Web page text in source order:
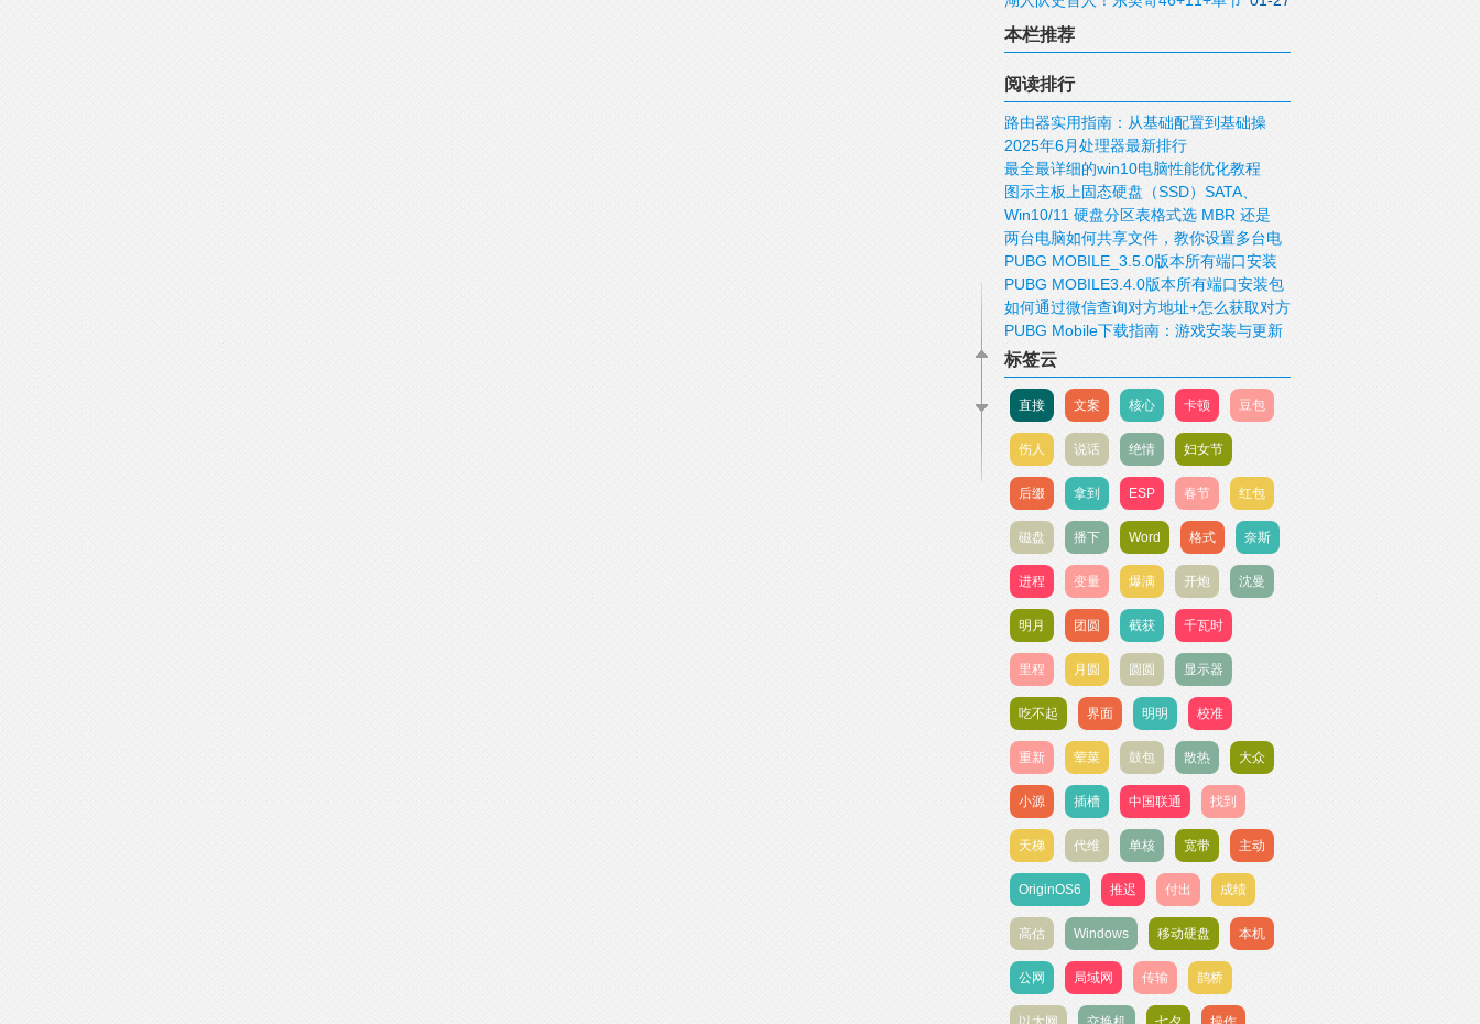
20分拒逆转
本栏推荐
阅读排行
路由器实用指南：从基础配置到基础操
作！
2025年6月处理器最新排行
最全最详细的win10电脑性能优化教程
图示主板上固态硬盘（SSD）SATA、
mSATA、M.2、PCIE接口
Win10/11 硬盘分区表格式选 MBR 还是
GUID/GPT 好？
两台电脑如何共享文件，教你设置多台电
脑共享文件
PUBG MOBILE_3.5.0版本所有端口安装
包下载
PUBG MOBILE3.4.0版本所有端口安装包
下载
如何通过微信查询对方地址+怎么获取对方
IP，查询对方的位置
PUBG Mobile下载指南：游戏安装与更新
标签云
直接 文案 核心 卡顿 豆包
伤人 说话 绝情 妇女节
后缀 拿到 ESP 春节 红包
磁盘 播下 Word 格式 奈斯
进程 变量 爆满 开炮 沈曼
明月 团圆 截获 千瓦时
里程 月圆 圆圆 显示器
吃不起 界面 明明 校准
重新 荤菜 鼓包 散热 大众
小源 插槽 中国联通 找到
天梯 代维 单核 宽带 主动
OriginOS6 推迟 付出 成绩
高估 Windows 移动硬盘 本机
公网 局域网 传输 鹊桥